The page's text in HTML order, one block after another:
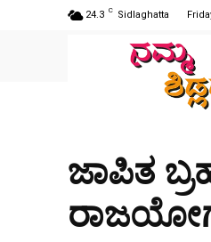
24.3 C Sidlaghatta
ಜಾಪಿತ